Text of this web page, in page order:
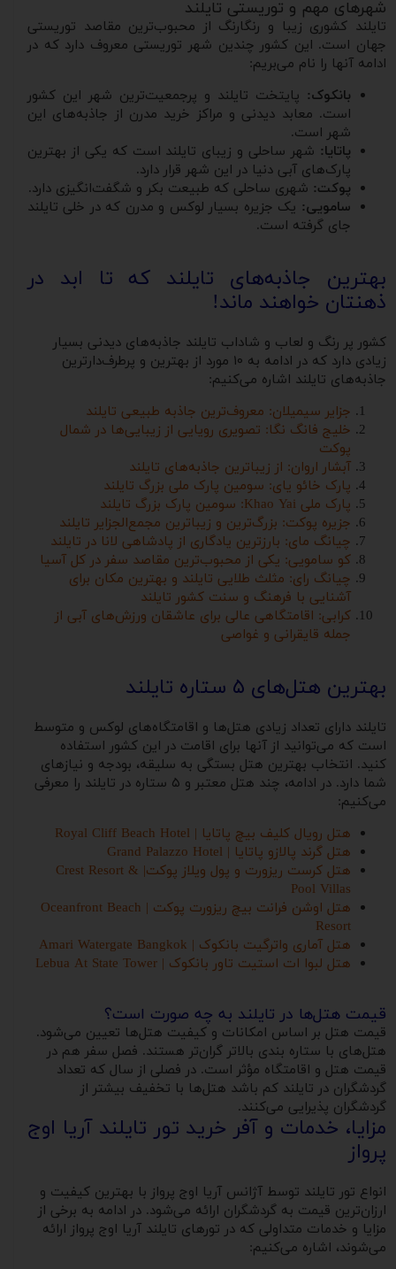
شهرهای مهم و توریستی تایلند
تایلند کشوری زیبا و رنگارنگ از محبوب‌ترین مقاصد توریستی
جهان است. این کشور چندین شهر توریستی معروف دارد که در
ادامه آنها را نام می‌بریم:
بانکوک: پایتخت تایلند و پرجمعیت‌ترین شهر این کشور
است. معابد دیدنی و مراکز خرید مدرن از جاذبه‌های این
شهر است.
پاتایا: شهر ساحلی و زیبای تایلند است که یکی از بهترین
پارک‌های آبی دنیا در این شهر قرار دارد.
پوکت: شهری ساحلی که طبیعت بکر و شگفت‌انگیزی دارد.
سامویی: یک جزیره بسیار لوکس و مدرن که در خلی تایلند
جای گرفته است.
بهترین جاذبه‌های تایلند که تا ابد در
ذهنتان خواهند ماند!
کشور پر رنگ و لعاب و شاداب تایلند جاذبه‌های دیدنی بسیار
زیادی دارد که در ادامه به ۱۰ مورد از بهترین و پرطرف‌دارترین
جاذبه‌های تایلند اشاره می‌کنیم:
جزایر سیمیلان: معروف‌ترین جاذبه طبیعی تایلند
خلیج فانگ نگا: تصویری رویایی از زیبایی‌ها در شمال
پوکت
آبشار اروان: از زیباترین جاذبه‌های تایلند
پارک خائو یای: سومین پارک ملی بزرگ تایلند
پارک ملی Khao Yai: سومین پارک بزرگ تایلند
جزیره پوکت: بزرگ‌ترین و زیباترین مجمع‌الجزایر تایلند
چیانگ مای: بارزترین یادگاری از پادشاهی لانا در تایلند
کو سامویی: یکی از محبوب‌ترین مقاصد سفر در کل آسیا
چیانگ رای: مثلث طلایی تایلند و بهترین مکان برای
آشنایی با فرهنگ و سنت کشور تایلند
کرابی: اقامتگاهی عالی برای عاشقان ورزش‌های آبی از
جمله قایقرانی و غواصی
بهترین هتل‌های ۵ ستاره تایلند
تایلند دارای تعداد زیادی هتل‌ها و اقامتگاه‌های لوکس و متوسط
است که می‌توانید از آنها برای اقامت در این کشور استفاده
کنید. انتخاب بهترین هتل بستگی به سلیقه‌، بودجه و نیازهای
شما دارد. در ادامه، چند هتل معتبر و ۵ ستاره در تایلند را معرفی
می‌کنیم:
هتل رویال کلیف بیچ پاتایا | Royal Cliff Beach Hotel
هتل گرند پالازو پاتایا | Grand Palazzo Hotel
هتل کرست ریزورت و پول ویلاز پوکت| Crest Resort &
Pool Villas
هتل اوشن فرانت بیچ ریزورت پوکت | Oceanfront Beach
Resort
هتل آماری واترگیت بانکوک | Amari Watergate Bangkok
هتل لبوا ات استیت تاور بانکوک | Lebua At State Tower
قیمت هتل‌ها در تایلند به چه صورت است؟
قیمت هتل بر اساس امکانات و کیفیت هتل‌ها تعیین می‌شود.
هتل‌های با ستاره بندی بالاتر گران‌تر هستند. فصل سفر هم در
قیمت هتل و اقامتگاه مؤثر است. در فصلی از سال که تعداد
گردشگران در تایلند کم باشد هتل‌ها با تخفیف بیشتر از
گردشگران پذیرایی می‌کنند.
مزایا، خدمات و آفر خرید تور تایلند آریا اوج
پرواز
انواع تور تایلند توسط آژانس آریا اوج پرواز با بهترین کیفیت و
ارزان‌ترین قیمت به گردشگران ارائه می‌شود. در ادامه به برخی از
مزایا و خدمات متداولی که در تورهای تایلند آریا اوج پرواز ارائه
می‌شوند، اشاره می‌کنیم: